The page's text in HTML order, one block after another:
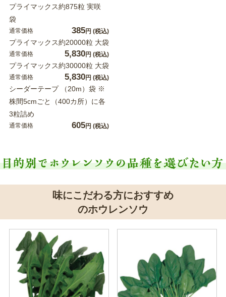
プライマックス約875粒 実咲
袋
通常価格 385円 (税込)
プライマックス約20000粒 大袋
通常価格 5,830円 (税込)
プライマックス約30000粒 大袋
通常価格 5,830円 (税込)
シーダーテープ （20m）袋 ※
株間5cmごと（400カ所）に各
3粒詰め
通常価格 605円 (税込)
味にこだわる方におすすめ
のホウレンソウ